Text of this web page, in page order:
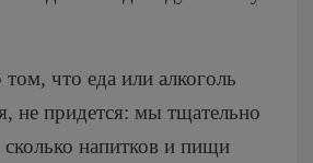
что еда или алкоголь
не придется: мы тщательно
напитков и пищи